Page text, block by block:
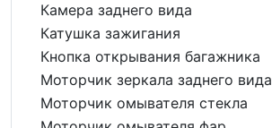
Камера заднего вида
Катушка зажигания
Кнопка открывания багажника
Моторчик зеркала заднего вида
Моторчик омывателя стекла